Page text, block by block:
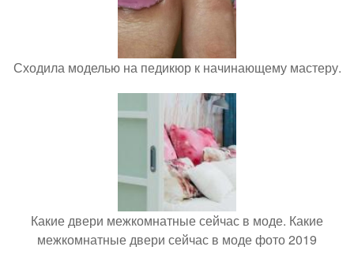
Сходила моделью на педикюр к начинающему мастеру.
Какие двери межкомнатные сейчас в моде. Какие
межкомнатные двери сейчас в моде фото 2019